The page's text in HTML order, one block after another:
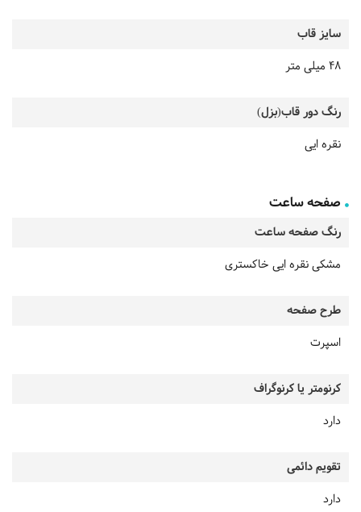
سایز قاب
48 میلی متر
رنگ دور قاب(بزل)
نقره ایی
صفحه ساعت
رنگ صفحه ساعت
مشکی نقره ایی خاکستری
طرح صفحه
اسپرت
کرنومتر یا کرنوگراف
دارد
تقویم دائمی
دارد